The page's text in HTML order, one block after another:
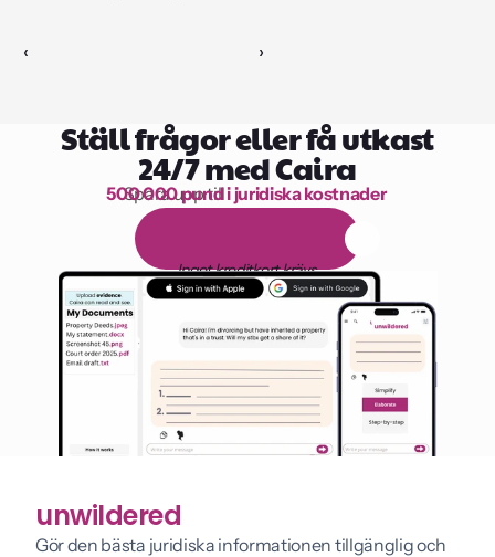
‹ ›
Ställ frågor eller få utkast
24/7 med Caira
1 000 timmars läsning
Spara upp till
500 000 pund i juridiska kostnader
a
Inget kreditkort krävs
unwildered
Gör den bästa juridiska informationen tillgänglig och